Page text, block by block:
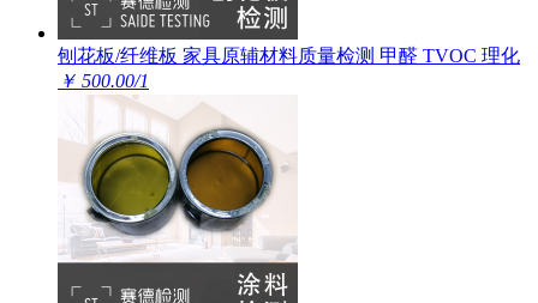
刨花板/纤维板 家具原辅材料质量检测 甲醛 TVOC 理化
￥ 500.00/1